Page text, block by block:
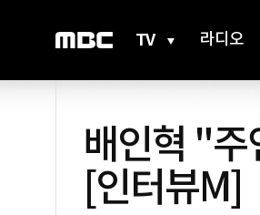
TV 라디오
배인혁 "
[인터뷰M]